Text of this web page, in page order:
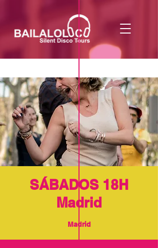
SÁBADOS 18H
Madrid
Madrid